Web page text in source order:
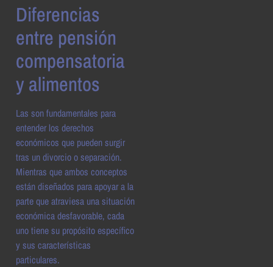
Diferencias
entre pensión
compensatoria
y alimentos
Las son fundamentales para
entender los derechos
económicos que pueden surgir
tras un divorcio o separación.
Mientras que ambos conceptos
están diseñados para apoyar a la
parte que atraviesa una situación
económica desfavorable, cada
uno tiene su propósito específico
y sus características
particulares.